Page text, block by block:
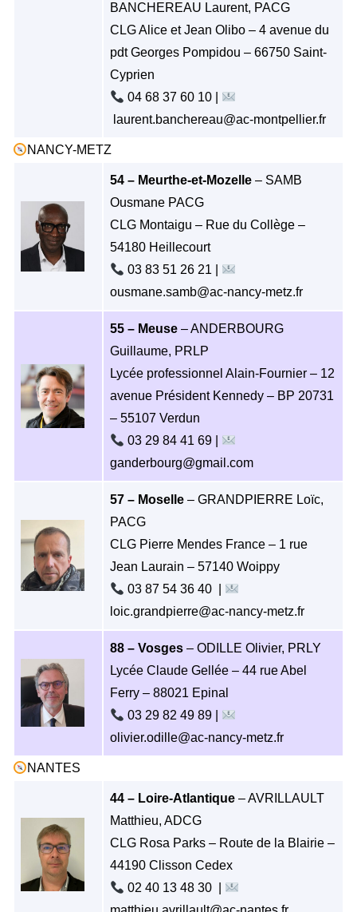
BANCHEREAU Laurent, PACG
CLG Alice et Jean Olibo – 4 avenue du
pdt Georges Pompidou – 66750 Saint-
Cyprien
04 68 37 60 10 |
laurent.banchereau@ac-montpellier.fr
NANCY-METZ
54 – Meurthe-et-Mozelle – SAMB
Ousmane PACG
CLG Montaigu – Rue du Collège –
54180 Heillecourt
03 83 51 26 21 |
ousmane.samb@ac-nancy-metz.fr
55 – Meuse – ANDERBOURG
Guillaume, PRLP
Lycée professionnel Alain-Fournier – 12
avenue Président Kennedy – BP 20731
– 55107 Verdun
03 29 84 41 69 |
ganderbourg@gmail.com
57 – Moselle – GRANDPIERRE Loïc,
PACG
CLG Pierre Mendes France – 1 rue
Jean Laurain – 57140 Woippy
03 87 54 36 40 |
loic.grandpierre@ac-nancy-metz.fr
88 – Vosges – ODILLE Olivier, PRLY
Lycée Claude Gellée – 44 rue Abel
Ferry – 88021 Epinal
03 29 82 49 89 |
olivier.odille@ac-nancy-metz.fr
NANTES
44 – Loire-Atlantique – AVRILLAULT
Matthieu, ADCG
CLG Rosa Parks – Route de la Blairie –
44190 Clisson Cedex
02 40 13 48 30 |